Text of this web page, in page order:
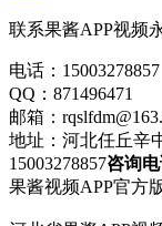
联系果酱APP视频
电话：15003278857
QQ：871496471
邮箱：
地址：河北任丘辛
15003278857咨询
果酱视频APP官方